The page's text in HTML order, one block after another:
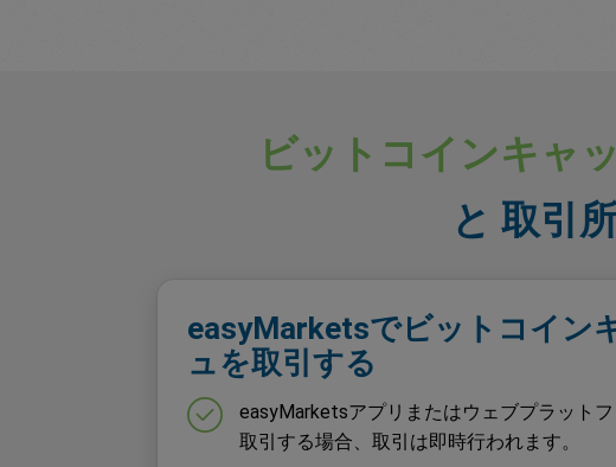
ビットコインキャ
と 取引
easyMarketsでビットコイン
ュを取引する
easyMarketsアプリまたはウェブプラットフ
取引する場合、取引は即時行われます。